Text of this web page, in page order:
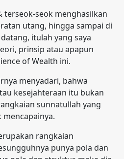
terseok-seok menghasilkan
utang, hingga sampai di
itulah yang saya
prinsip atau apapun
of Wealth ini.
menyadari, bahwa
kesejahteraan itu bukan
sunnatullah yang
rangkaian
punya pola dan